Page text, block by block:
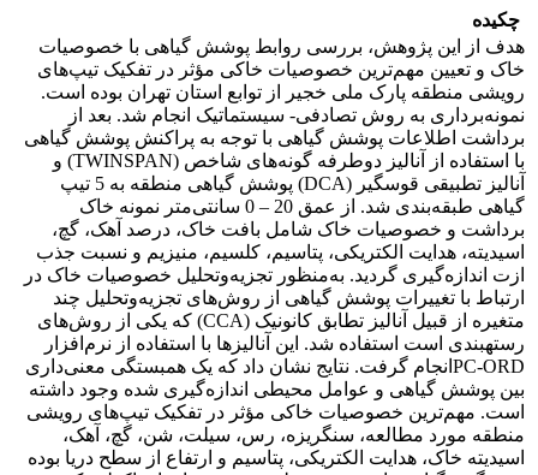
چکیده
هدف از این پژوهش، بررسی روابط پوشش گیاهی با خصوصیات
خاک و تعیین مهم‌ترین خصوصیات خاکی مؤثر در تفکیک تیپ‌های
رویشی منطقه پارک ملی خجیر از توابع استان تهران بوده است.
نمونه‌برداری به روش تصادفی- سیستماتیک انجام شد. بعد از
برداشت اطلاعات پوشش گیاهی با توجه به پراکنش پوشش گیاهی
با استفاده از آنالیز دوطرفه گونه‌های شاخص (TWINSPAN) و
آنالیز تطبیقی قوس­گیر (DCA) پوشش گیاهی منطقه به 5 تیپ
گیاهی طبقه‌بندی شد. از عمق 20 – 0 سانتی‌متر نمونه خاک
برداشت و خصوصیات خاک شامل بافت خاک، درصد آهک، گچ،
اسیدیته، هدایت الکتریکی، پتاسیم، کلسیم، منیزیم و نسبت جذب
ازت اندازه‌گیری گردید. به‌منظور تجزیه‌وتحلیل خصوصیات خاک در
ارتباط با تغییرات پوشش گیاهی از روش‌های تجزیه‌وتحلیل چند
متغیره از قبیل آنالیز تطابق کانونیک (CCA) که یکی از روش‌های
رسته­بندی است استفاده شد. این آنالیزها با استفاده از نرم‌افزار
PC-
ORDانجام گرفت. نتایج نشان داد که یک همبستگی معنی‌داری
بین پوشش گیاهی و عوامل محیطی اندازه‌گیری شده وجود داشته
است. مهم‌ترین خصوصیات خاکی مؤثر در تفکیک تیپ‌های رویشی
منطقه مورد مطالعه، سنگریزه، رس، سیلت، شن، گچ، آهک،
اسیدیته خاک، هدایت الکتریکی، پتاسیم و ارتفاع از سطح دریا بوده